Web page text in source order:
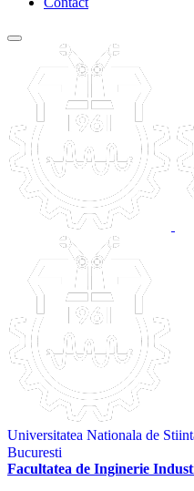
Universitatea Nationala de
Bucuresti
Facultatea de Inginerie